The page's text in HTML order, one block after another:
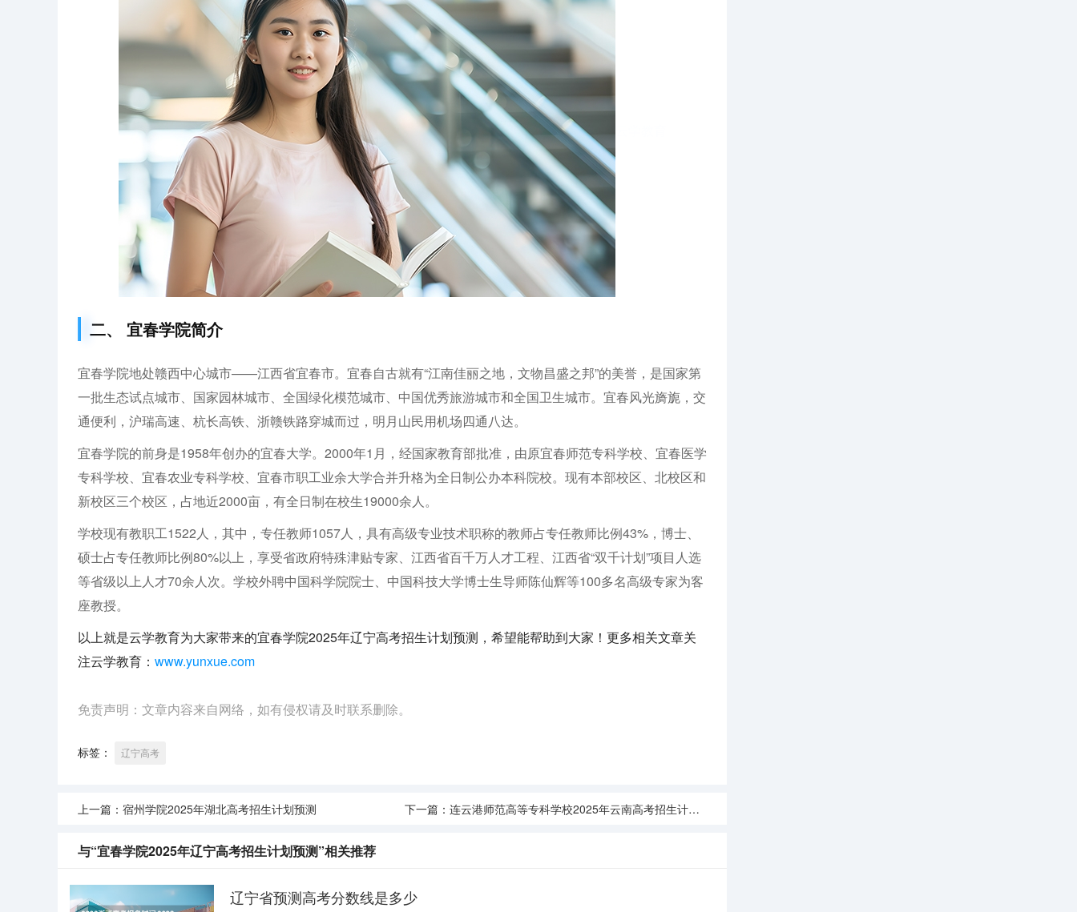
二、 宜春学院简介
宜春学院地处赣西中心城市——江西省宜春市。宜春自古就有“江南佳丽之地，文物昌盛之邦”的美誉，是国家第
一批生态试点城市、国家园林城市、全国绿化模范城市、中国优秀旅游城市和全国卫生城市。宜春风光旖旎，交
通便利，沪瑞高速、杭长高铁、浙赣铁路穿城而过，明月山民用机场四通八达。
宜春学院的前身是1958年创办的宜春大学。2000年1月，经国家教育部批准，由原宜春师范专科学校、宜春医学
专科学校、宜春农业专科学校、宜春市职工业余大学合并升格为全日制公办本科院校。现有本部校区、北校区和
新校区三个校区，占地近2000亩，有全日制在校生19000余人。
学校现有教职工1522人，其中，专任教师1057人，具有高级专业技术职称的教师占专任教师比例43%，博士、
硕士占专任教师比例80%以上，享受省政府特殊津贴专家、江西省百千万人才工程、江西省“双千计划”项目人选
等省级以上人才70余人次。学校外聘中国科学院院士、中国科技大学博士生导师陈仙辉等100多名高级专家为客
座教授。
以上就是云学教育为大家带来的宜春学院2025年辽宁高考招生计划预测，希望能帮助到大家！更多相关文章关
注云学教育： www.yunxue.com
免责声明：文章内容来自网络，如有侵权请及时联系删除。
标签： 辽宁高考
上一篇： 宿州学院2025年湖北高考招生计划预测 下一篇：连云港师范高等专科学校2025年云南高考招生计划预测
与“宜春学院2025年辽宁高考招生计划预测”相关推荐
辽宁省预测高考分数线是多少